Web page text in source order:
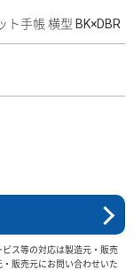
手帳 横型 BK×DBR
ス等の対応は製造元・販売
販売元にお問い合わせいた